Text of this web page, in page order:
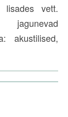
lisades vett.
jagunevad
akustilised,